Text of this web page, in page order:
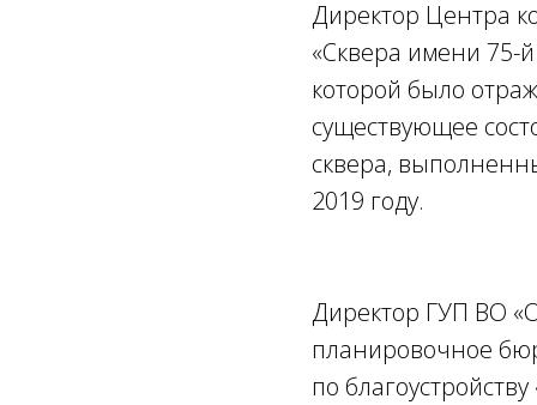
Директор Центра
«Сквера имени 75-
которой было
существующее
сквера,
2019 году.
Директор ГУП ВО
планировочное
по